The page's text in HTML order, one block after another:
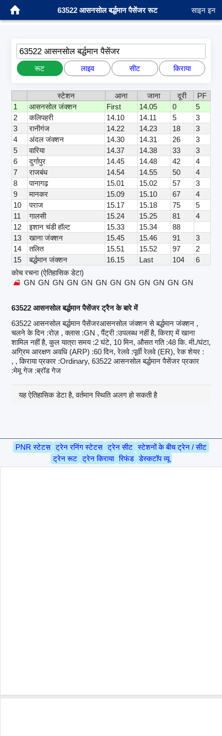
63522 आसनसोल बर्द्धमान पैसेंजर रूट साइन इन
63522 आसनसोल बर्द्धमान पैसेंजर
रूट लाइव सीट किराया
स्टेशन आना जाना दूरी
PF
1
आसनसोल जंक्शन First 14.05 0
5
2
कलिपहरी 14.10 14.11 5
3
3
रानीगंज 14.22 14.23 18
3
4
अंदल जंक्शन 14.30 14.31 26
3
5
वारिया 14.37 14.38 33
3
6
दुर्गापुर 14.45 14.48 42
4
7
राजबंध 14.54 14.55 50
4
8
पानागढ़ 15.01 15.02 57
3
9
मानकर 15.09 15.10 67
4
10
पराज 15.17 15.18 75
5
11
गालसी 15.24 15.25 81
4
12
इशान चंडी हॉल्ट 15.33 15.34
88
13
खाना जंक्शन 15.45 15.46 91
3
14
तलित 15.51 15.52 97
2
15
बर्द्धमान जंक्शन 16.15 Last 104
6
कोच रचना (ऐतिहासिक डेटा)
GN GN GN GN GN GN GN GN GN GN GN GN
63522 आसनसोल बर्द्धमान पैसेंजर ट्रैन के बारे में
63522 आसनसोल बर्द्धमान पैसेंजरआसनसोल जंक्शन से बर्द्धमान जंक्शन ,
चलने के दिन :रोज़ , क्लास :GN , पैंट्री :उपलब्ध नहीं है, किराए में खाना
शामिल नहीं है, कुल यात्रा समय :2 घंटे, 10 मिन, औसत गति :48 कि. मी./घंटा,
अग्रिम आरक्षण अवधि (ARP) :60 दिन, रेलवे :पूर्वी रेलवे (ER), रेक शेयर :
, , किराया प्रकार :Ordinary, 63522 आसनसोल बर्द्धमान पैसेंजर प्रकार
:मेमू गेज :ब्रॉड गेज
यह ऐतिहासिक डेटा है, वर्तमान स्थिति अलग हो सकती है
PNR स्टेटस ट्रेन रनिंग स्टेटस ट्रेन सीट स्टेशनों के बीच ट्रेन / सीट
ट्रेन रूट ट्रेन किराया रिफंड डेस्कटॉप व्यू